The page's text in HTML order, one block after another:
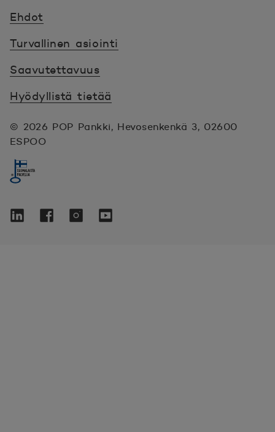
Ehdot
Turvallinen asiointi
Saavutettavuus
Hyödyllistä tietää
© 2026 POP Pankki, Hevosenkenkä 3, 02600
ESPOO
Seuraa meitä sosiaalisessa mediassa